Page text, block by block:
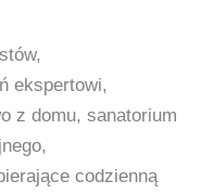
ekspertowi,
z domu, sanatorium
codzienną